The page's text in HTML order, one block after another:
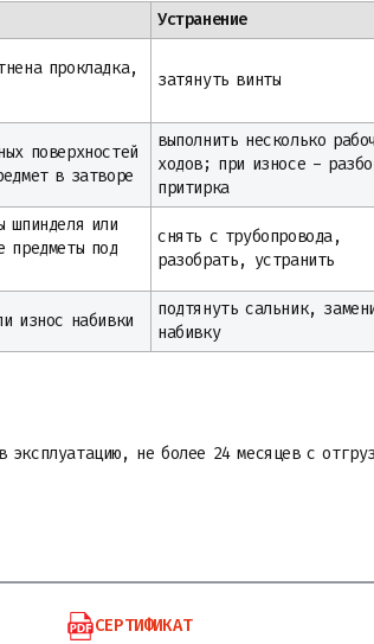
Устранение
прокладка,
затянуть винты
поверхностей
в затворе
выполнить несколько
ходов; при износе -
притирка
шпинделя или
предметы под
снять с трубопровода,
разобрать, устранить
износ набивки
подтянуть сальник,
набивку
эксплуатацию, не более 24 месяцев с
СЕРТИФИКАТ